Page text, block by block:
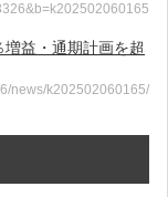
益・通期計画を超
news/k202502060165/